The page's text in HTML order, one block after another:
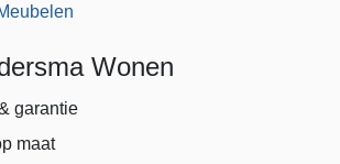
Wonen
garantie
maat